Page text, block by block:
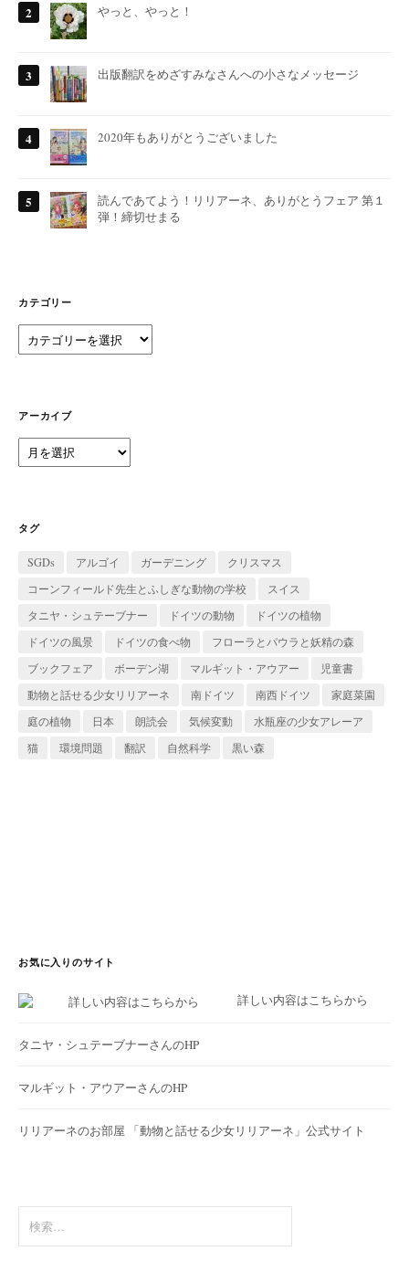
やっと、やっと！
出版翻訳をめざすみなさんへの小さなメッセージ
2020年もありがとうございました
読んであてよう！リリアーネ、ありがとうフェア 第１
弾！締切せまる
カテゴリー
テ
ー
アーカイブ
ー
ブ
タグ
SGDs アルゴイ ガーデニング
クリスマス
コーンフィールド先生とふしぎな動物の学校
スイス
タニヤ・シュテーブナー
ドイツの動物
ドイツの植物
ドイツの風景
ドイツの食べ物
フローラとパウラと妖精の森
ブックフェア
ボーデン湖 マルギット・アウアー
児童書
動物と話せる少女リリアーネ
南ドイツ 南西ドイツ
家庭菜園
庭の植物
日本 朗読会 気候変動
水瓶座の少女アレーア
猫
環境問題 翻訳 自然科学 黒い森
お気に入りのサイト
詳しい内容はこちらから
タニヤ・シュテーブナーさんのHP
マルギット・アウアーさんのHP
リリアーネのお部屋 「動物と話せる少女リリアーネ」公式サイト
索: